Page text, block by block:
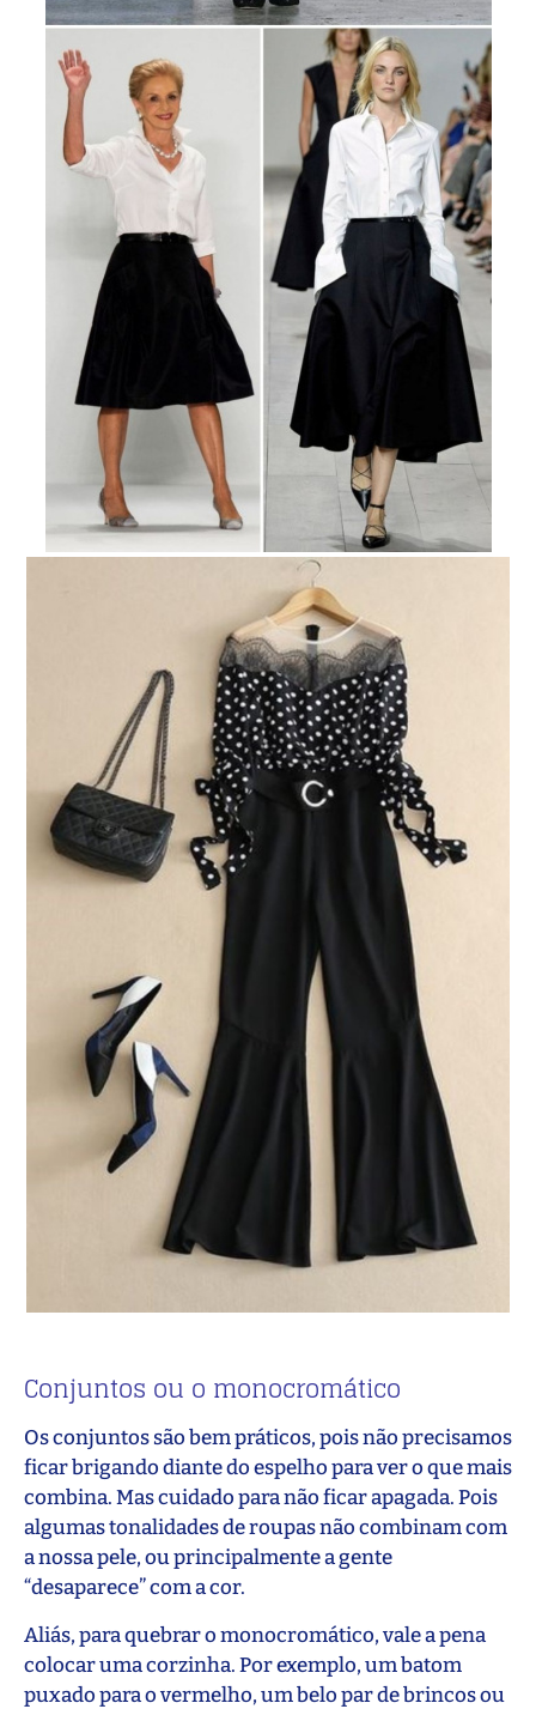
Conjuntos ou o monocromático
Os conjuntos são bem práticos, pois não precisamos
ficar brigando diante do espelho para ver o que mais
combina. Mas cuidado para não ficar apagada. Pois
algumas tonalidades de roupas não combinam com
a nossa pele, ou principalmente a gente
“desaparece” com a cor.
Aliás, para quebrar o monocromático, vale a pena
colocar uma corzinha. Por exemplo, um batom
puxado para o vermelho, um belo par de brincos ou